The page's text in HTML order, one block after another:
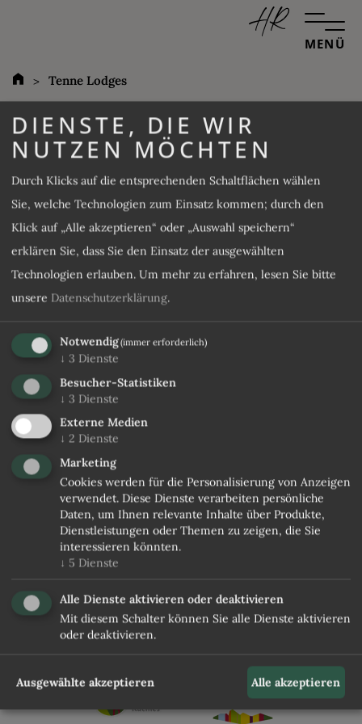
MENÜ
Tenne Lodges & Chalets
ANFRAGEN
Tenne Lodges
TENNE LODGES &
CHALETS
info@tenne-suedtirol.com
00390472433300
Bichl 16, 39040 Ratschings / Südtirol
Impressum
MwSt.Nr. IT00740470216 | CIN:
IT021070B4YBXPS2FW
DIENSTE, DIE WIR
NUTZEN MÖCHTEN
Durch Klicks auf die entsprechenden Schaltflächen wählen
Sie, welche Technologien zum Einsatz kommen; durch den
Klick auf „Alle akzeptieren“ oder „Auswahl speichern“
erklären Sie, dass Sie den Einsatz der ausgewählten
Technologien erlauben. Um mehr zu erfahren, lesen Sie bitte
unsere Datenschutzerklärung.
Notwendig(immer erforderlich)
↓ 3 Dienste
Besucher-Statistiken
↓ 3 Dienste
Externe Medien
↓ 2 Dienste
Marketing
Cookies werden für die Personalisierung von Anzeigen
verwendet. Diese Dienste verarbeiten persönliche
Daten, um Ihnen relevante Inhalte über Produkte,
Dienstleistungen oder Themen zu zeigen, die Sie
interessieren könnten.
↓ 5 Dienste
Alle Dienste aktivieren oder deaktivieren
Mit diesem Schalter können Sie alle Dienste aktivieren
oder deaktivieren.
Ausgewählte akzeptieren Alle akzeptieren